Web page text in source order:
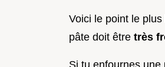
Voici le point le
pâte doit être très